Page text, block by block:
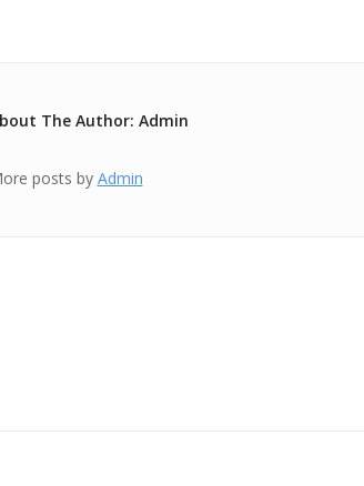
The Author: Admin
posts by Admin